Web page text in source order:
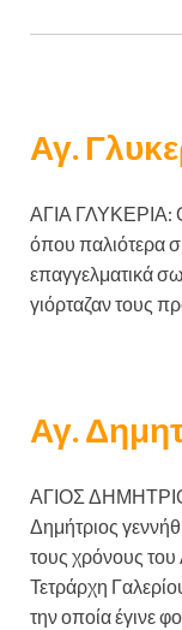
Αγ.
ΑΓΙΑ ΓΛΥΚΕΡΙΑ:
όπου παλιότερα
επαγγελματικά
γιόρταζαν τους
Αγ.
ΑΓΙΟΣ
Δημήτριος
τους χρόνους του
Τετράρχη
την οποία έγινε